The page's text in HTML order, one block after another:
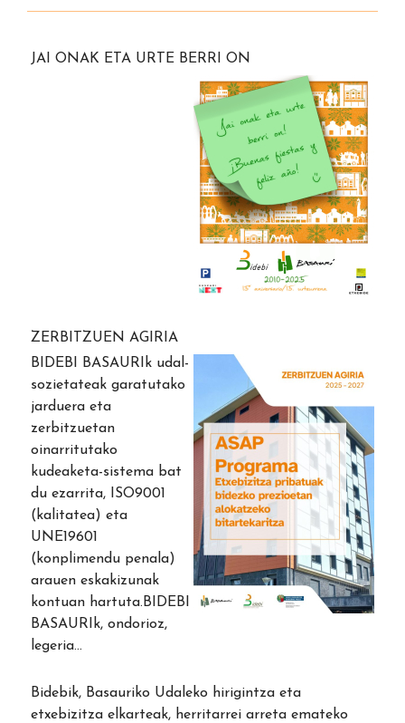
JAI ONAK ETA URTE BERRI ON
ZERBITZUEN AGIRIA
BIDEBI BASAURIk udal-
sozietateak garatutako
jarduera eta
zerbitzuetan
oinarritutako
kudeaketa-sistema bat
du ezarrita, ISO9001
(kalitatea) eta
UNE19601
(konplimendu penala)
arauen eskakizunak
kontuan hartuta.BIDEBI
BASAURIk, ondorioz,
legeria…
Bidebik, Basauriko Udaleko hirigintza eta
etxebizitza elkarteak, herritarrei arreta emateko